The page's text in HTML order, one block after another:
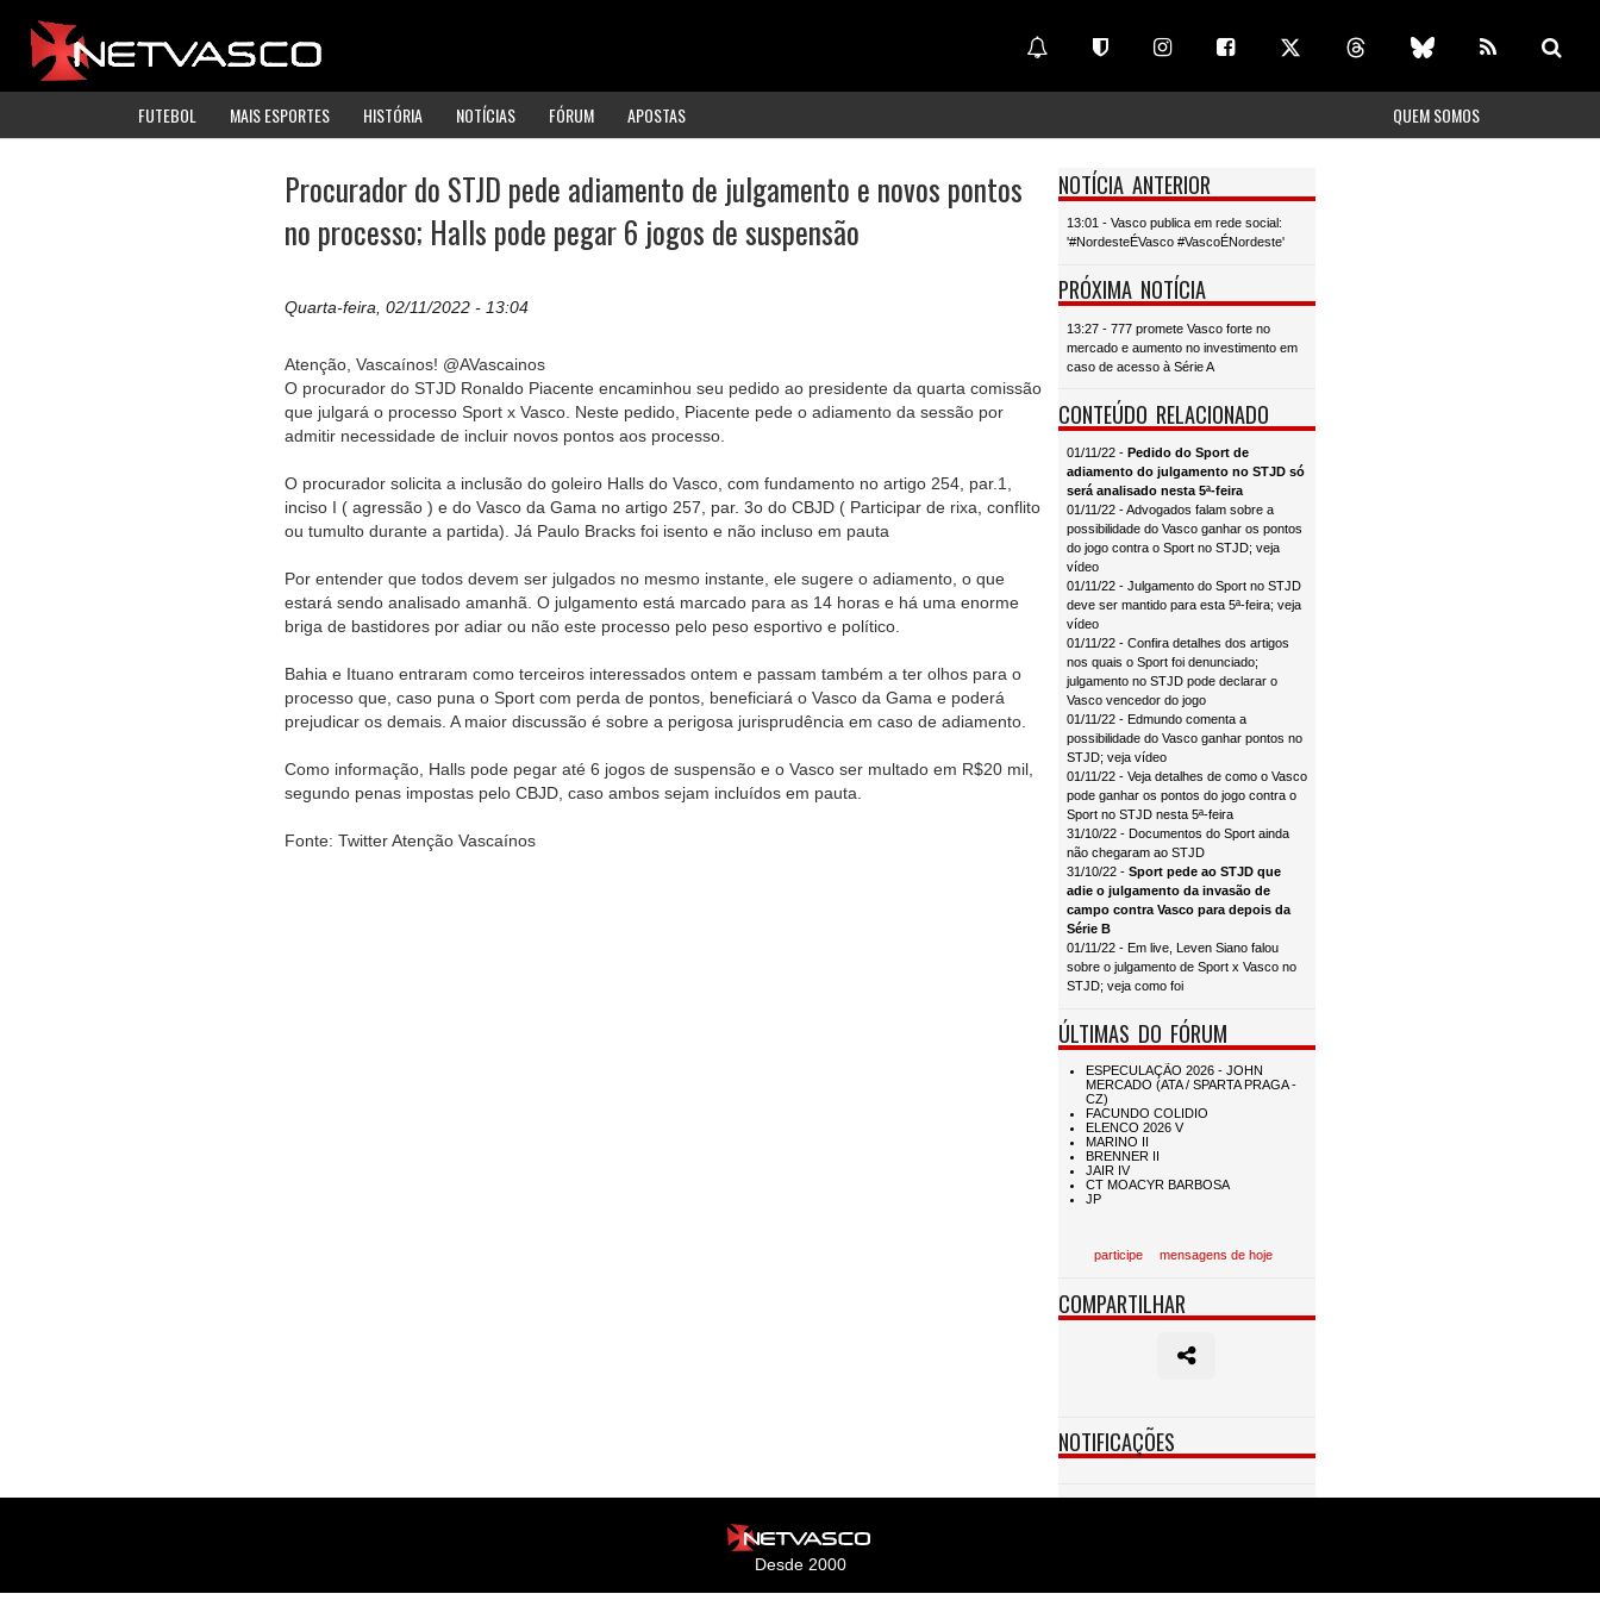
FUTEBOL MAIS ESPORTES HISTÓRIA NOTÍCIAS FÓRUM APOSTAS QUEM SOMOS
Procurador do STJD pede adiamento de julgamento e novos pontos
no processo; Halls pode pegar 6 jogos de suspensão
Quarta-feira, 02/11/2022 - 13:04
Atenção, Vascaínos! @AVascainos
O procurador do STJD Ronaldo Piacente encaminhou seu pedido ao presidente da quarta comissão
que julgará o processo Sport x Vasco. Neste pedido, Piacente pede o adiamento da sessão por
admitir necessidade de incluir novos pontos aos processo.
O procurador solicita a inclusão do goleiro Halls do Vasco, com fundamento no artigo 254, par.1,
inciso I ( agressão ) e do Vasco da Gama no artigo 257, par. 3o do CBJD ( Participar de rixa, conflito
ou tumulto durante a partida). Já Paulo Bracks foi isento e não incluso em pauta
Por entender que todos devem ser julgados no mesmo instante, ele sugere o adiamento, o que
estará sendo analisado amanhã. O julgamento está marcado para as 14 horas e há uma enorme
briga de bastidores por adiar ou não este processo pelo peso esportivo e político.
Bahia e Ituano entraram como terceiros interessados ontem e passam também a ter olhos para o
processo que, caso puna o Sport com perda de pontos, beneficiará o Vasco da Gama e poderá
prejudicar os demais. A maior discussão é sobre a perigosa jurisprudência em caso de adiamento.
Como informação, Halls pode pegar até 6 jogos de suspensão e o Vasco ser multado em R$20 mil,
segundo penas impostas pelo CBJD, caso ambos sejam incluídos em pauta.
Fonte: Twitter Atenção Vascaínos
NOTÍCIA ANTERIOR
13:01 - Vasco publica em rede social:
'#NordesteÉVasco #VascoÉNordeste'
PRÓXIMA NOTÍCIA
13:27 - 777 promete Vasco forte no
mercado e aumento no investimento em
caso de acesso à Série A
CONTEÚDO RELACIONADO
01/11/22 - Pedido do Sport de
adiamento do julgamento no STJD só
será analisado nesta 5ª-feira
01/11/22 - Advogados falam sobre a
possibilidade do Vasco ganhar os pontos
do jogo contra o Sport no STJD; veja
vídeo
01/11/22 - Julgamento do Sport no STJD
deve ser mantido para esta 5ª-feira; veja
vídeo
01/11/22 - Confira detalhes dos artigos
nos quais o Sport foi denunciado;
julgamento no STJD pode declarar o
Vasco vencedor do jogo
01/11/22 - Edmundo comenta a
possibilidade do Vasco ganhar pontos no
STJD; veja vídeo
01/11/22 - Veja detalhes de como o Vasco
pode ganhar os pontos do jogo contra o
Sport no STJD nesta 5ª-feira
31/10/22 - Documentos do Sport ainda
não chegaram ao STJD
31/10/22 - Sport pede ao STJD que
adie o julgamento da invasão de
campo contra Vasco para depois da
Série B
01/11/22 - Em live, Leven Siano falou
sobre o julgamento de Sport x Vasco no
STJD; veja como foi
ÚLTIMAS DO FÓRUM
participe mensagens de hoje
COMPARTILHAR
NOTIFICAÇÕES
Desde 2000